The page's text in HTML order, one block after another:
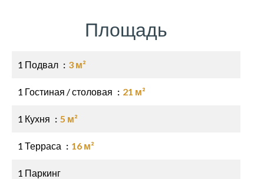
Площадь
1 Подвал 3 м²
1 Гостиная / столовая 21 м²
1 Кухня 5 м²
1 Терраса 16 м²
1 Паркинг